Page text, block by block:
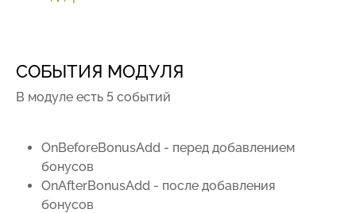
СОБЫТИЯ МОДУЛЯ
В модуле есть 5 событий
OnBeforeBonusAdd - перед добавлением
бонусов
OnAfterBonusAdd - после добавления
бонусов